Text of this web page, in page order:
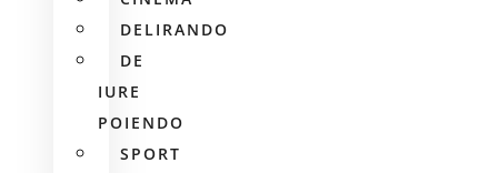
DELIRANDO
DE
IURE
POIENDO
SPORT